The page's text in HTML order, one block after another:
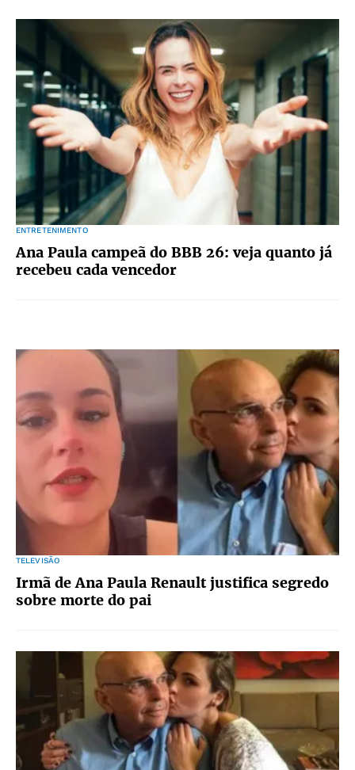
ENTRETENIMENTO
Ana Paula campeã do BBB 26: veja quanto já
recebeu cada vencedor
TELEVISÃO
Irmã de Ana Paula Renault justifica segredo
sobre morte do pai